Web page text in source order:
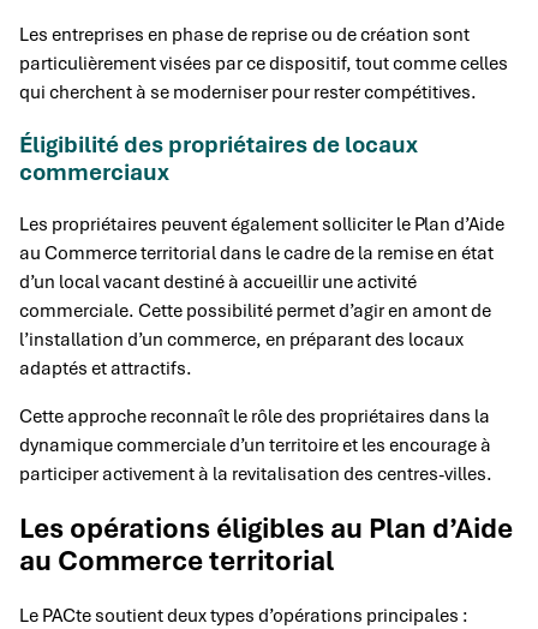
Les entreprises en phase de reprise ou de création sont
particulièrement visées par ce dispositif, tout comme celles
qui cherchent à se moderniser pour rester compétitives.
Éligibilité des propriétaires de locaux
commerciaux
Les propriétaires peuvent également solliciter le Plan d’Aide
au Commerce territorial dans le cadre de la remise en état
d’un local vacant destiné à accueillir une activité
commerciale. Cette possibilité permet d’agir en amont de
l’installation d’un commerce, en préparant des locaux
adaptés et attractifs.
Cette approche reconnaît le rôle des propriétaires dans la
dynamique commerciale d’un territoire et les encourage à
participer activement à la revitalisation des centres-villes.
Les opérations éligibles au Plan d’Aide
au Commerce territorial
Le PACte soutient deux types d’opérations principales :